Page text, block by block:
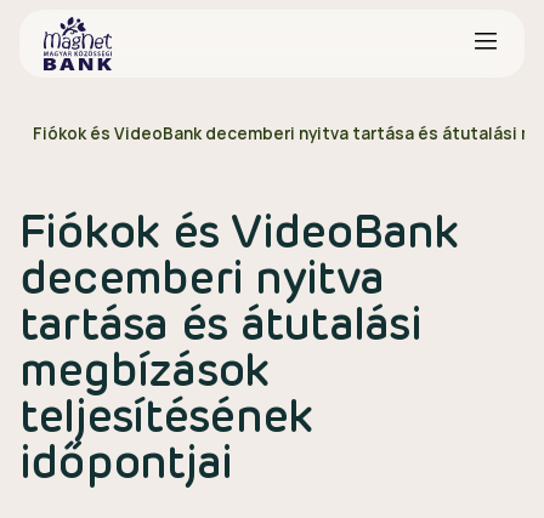
Fiókok és VideoBank decemberi nyitva tartása és átutalási
Fiókok és VideoBank
decemberi nyitva
tartása és átutalási
megbízások
teljesítésének
időpontjai